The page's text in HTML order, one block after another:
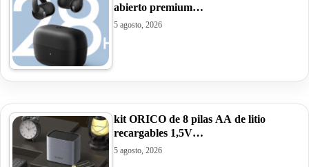
abierto premium…
5 agosto, 2026
kit ORICO de 8 pilas AA de litio
recargables 1,5V…
5 agosto, 2026